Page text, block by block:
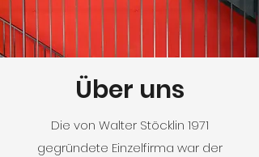
Über uns
Die von Walter Stöcklin 1971
gegründete Einzelfirma war der